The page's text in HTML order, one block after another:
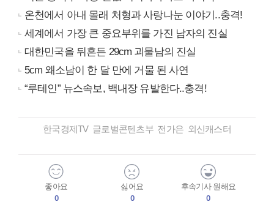
온천에서 아내 몰래 처형과 사랑나눈 이야기..충격!
세계에서 가장 큰 중요부위를 가진 남자의 진실
대한민국을 뒤흔든 29cm 괴물남의 진실
5cm 왜소남이 한 달 만에 거물 된 사연
“루테인” 뉴스속보, 백내장 유발한다..충격!
한국경제TV 글로벌콘텐츠부 전가은 외신캐스터
좋아요
0
싫어요
0
후속기사 원해요
0